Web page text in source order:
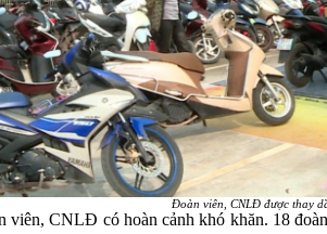
Đoàn viên, CNLĐ được thay
CNLĐ có hoàn cảnh khó khăn. 18